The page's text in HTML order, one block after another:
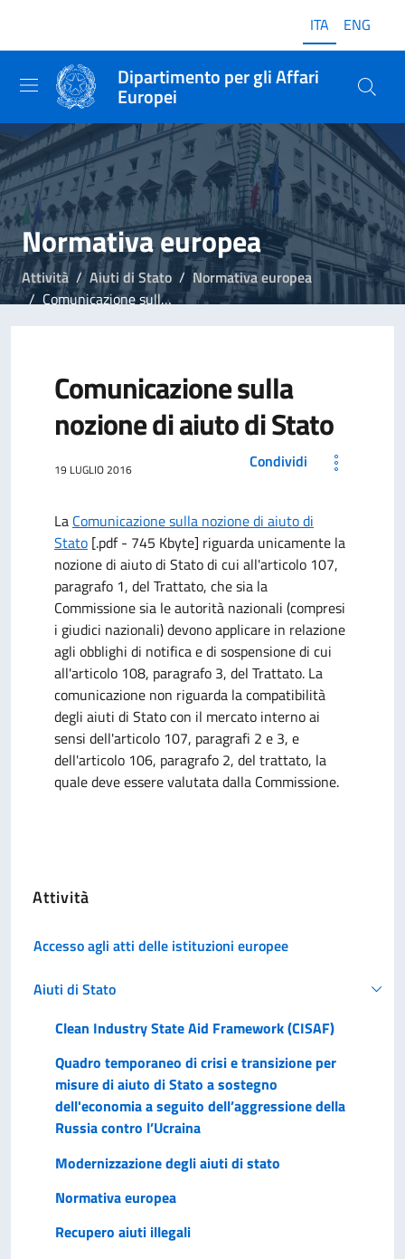
ITA ENG
Dipartimento per gli Affari
Europei
Normativa europea
Attività Aiuti di Stato
Normativa europea
Comunicazione sulla nozione di aiuto di Stato
Comunicazione sulla
nozione di aiuto di Stato
19 LUGLIO 2016 Condividi
La Comunicazione sulla nozione di aiuto di
Stato [.pdf - 745 Kbyte] riguarda unicamente la
nozione di aiuto di Stato di cui all'articolo 107,
paragrafo 1, del Trattato, che sia la
Commissione sia le autorità nazionali (compresi
i giudici nazionali) devono applicare in relazione
agli obblighi di notifica e di sospensione di cui
all'articolo 108, paragrafo 3, del Trattato. La
comunicazione non riguarda la compatibilità
degli aiuti di Stato con il mercato interno ai
sensi dell'articolo 107, paragrafi 2 e 3, e
dell'articolo 106, paragrafo 2, del trattato, la
quale deve essere valutata dalla Commissione.
Attività
Accesso agli atti delle istituzioni europee
Aiuti di Stato
Clean Industry State Aid Framework (CISAF)
Quadro temporaneo di crisi e transizione per
misure di aiuto di Stato a sostegno
dell'economia a seguito dell’aggressione della
Russia contro l’Ucraina
Modernizzazione degli aiuti di stato
Normativa europea
Recupero aiuti illegali